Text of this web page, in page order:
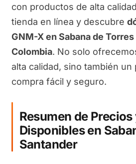
con productos de alta
tienda en línea y descubre
GNM-X en Sabana de
Colombia. No solo
alta calidad, sino también un
compra fácil y seguro.
Resumen de
Disponibles en
Santander